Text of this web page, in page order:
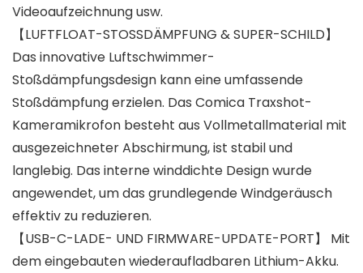
Videoaufzeichnung usw.
【LUFTFLOAT-STOSSDÄMPFUNG & SUPER-SCHILD】
Das innovative Luftschwimmer-
Stoßdämpfungsdesign kann eine umfassende
Stoßdämpfung erzielen. Das Comica Traxshot-
Kameramikrofon besteht aus Vollmetallmaterial mit
ausgezeichneter Abschirmung, ist stabil und
langlebig. Das interne winddichte Design wurde
angewendet, um das grundlegende Windgeräusch
effektiv zu reduzieren.
【USB-C-LADE- UND FIRMWARE-UPDATE-PORT】 Mit
dem eingebauten wiederaufladbaren Lithium-Akku.